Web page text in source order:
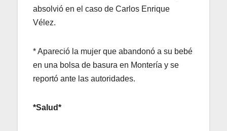
absolvió en el caso de Carlos Enrique
Vélez.
* Apareció la mujer que abandonó a su bebé
en una bolsa de basura en Montería y se
reportó ante las autoridades.
*Salud*